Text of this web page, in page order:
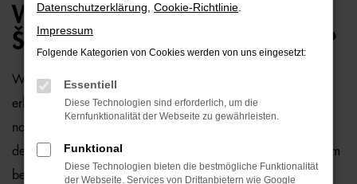
WIE WÄRE ES MIT EINEM
ŠKODA FABIA FÜR HAMBURG?
Wer zu uns und damit zur Auto-Familie Ostermaier kommt,
erhält viele Vorschläge rund um die Mobilität. Das gilt
natürlich auch für Hamburg und Umgebung, wo wir gerne
den Škoda Fabia empfehlen. Die Rede ist von einem rundum
bewährten und zuverlässigen Fahrzeug, das perfekt zu
Datenschutzerklärung Cookie-Richtlinie
Impressum
Folgende Kategorien von Cookies werden von uns eingesetzt:
Essentiell
Diese Technologien sind erforderlich, um die
Kernfunktionalität der Webseite zu gewährleisten.
Funktional
Diese Technologien bieten die bestmögliche Funktionalität
der Webseite. Services von Drittanbietern wie Google